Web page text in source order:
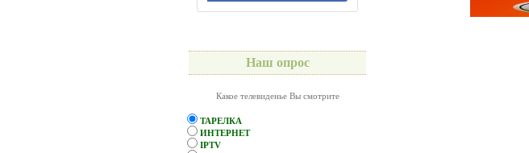
Наш опрос
Какое телевиденье Вы смотрите
ТАРЕЛКА
ИНТЕРНЕТ
IPTV